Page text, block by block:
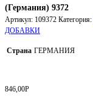
(Германия) 9372
Артикул: 109372 Категория:
ДОБАВКИ
Страна ГЕРМАНИЯ
846,00Р